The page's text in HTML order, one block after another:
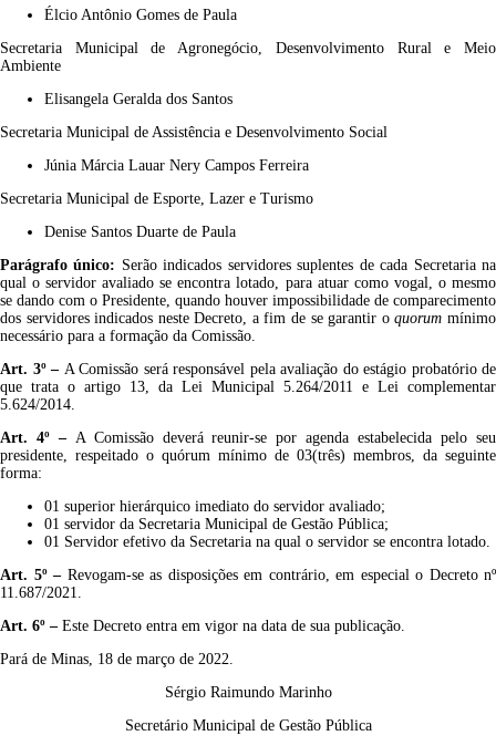
Élcio Antônio Gomes de Paula
Secretaria Municipal de Agronegócio, Desenvolvimento Rural e Meio
Ambiente
Elisangela Geralda dos Santos
Secretaria Municipal de Assistência e Desenvolvimento Social
Júnia Márcia Lauar Nery Campos Ferreira
Secretaria Municipal de Esporte, Lazer e Turismo
Denise Santos Duarte de Paula
Parágrafo único: Serão indicados servidores suplentes de cada Secretaria na
qual o servidor avaliado se encontra lotado, para atuar como vogal, o mesmo
se dando com o Presidente, quando houver impossibilidade de comparecimento
dos servidores indicados neste Decreto, a fim de se garantir oquorum mínimo
necessário para a formação da Comissão.
Art. 3º– A Comissão será responsável pela avaliação do estágio probatório de
que trata o artigo 13, da Lei Municipal 5.264/2011 e Lei complementar
5.624/2014.
Art. 4º– A Comissão deverá reunir-se por agenda estabelecida pelo seu
presidente, respeitado o quórum mínimo de 03(três) membros, da seguinte
forma:
01 superior hierárquico imediato do servidor avaliado;
01 servidor da Secretaria Municipal de Gestão Pública;
01 Servidor efetivo da Secretaria na qual o servidor se encontra lotado.
Art. 5º– Revogam-se as disposições em contrário, em especial o Decreto nº
11.687/2021.
Art. 6º – Este Decreto entra em vigor na data de sua publicação.
Pará de Minas, 18 de março de 2022.
Sérgio Raimundo Marinho
Secretário Municipal de Gestão Pública